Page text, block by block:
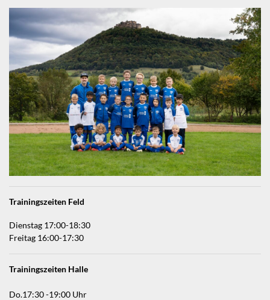
Trainingszeiten Feld
Dienstag 17:00-18:30
Freitag 16:00-17:30
Trainingszeiten Halle
Do.17:30 -19:00 Uhr